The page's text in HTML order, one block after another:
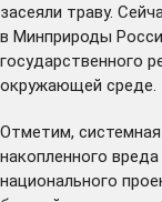
засеяли траву.
в Минприроды
государственного
окружающей среде.
Отметим,
накопленного
национального